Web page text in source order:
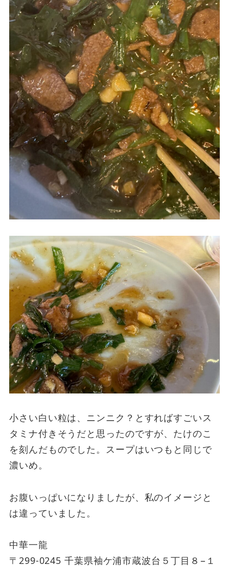
小さい白い粒は、ニンニク？とすればすごいス
タミナ付きそうだと思ったのですが、たけのこ
を刻んだものでした。スープはいつもと同じで
濃いめ。
お腹いっぱいになりましたが、私のイメージと
は違っていました。
中華一龍
〒299-0245 千葉県袖ケ浦市蔵波台５丁目８−１